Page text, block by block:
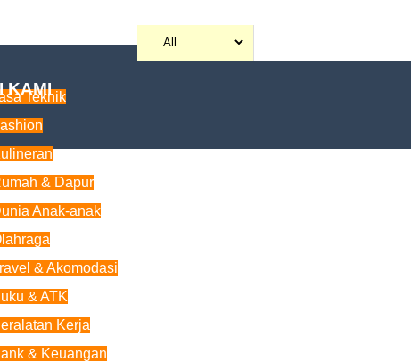
Teknik
& Dapur
Anak-anak
& Akomodasi
& ATK
Kerja
& Keuangan
KAMI